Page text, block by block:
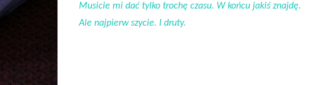
Musicie mi dać tylko trochę czasu. W końcu jakiś znajdę.
Ale najpierw szycie. I druty.